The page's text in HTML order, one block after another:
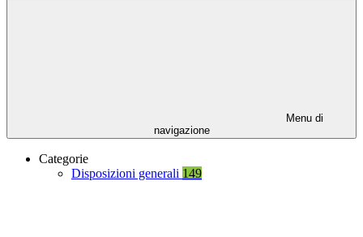
Menu di
navigazione
Categorie
Disposizioni generali 149